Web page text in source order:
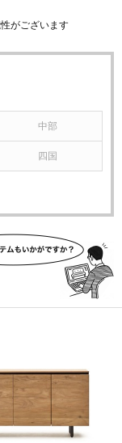
がございます
中部
四国